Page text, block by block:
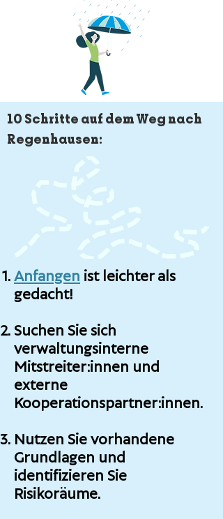
10 Schritte auf dem Weg nach
Regenhausen:
Anfangen ist leichter als
gedacht!
Suchen Sie sich
verwaltungsinterne
Mitstreiter:innen und
externe
Kooperationspartner:innen.
Nutzen Sie vorhandene
Grundlagen und
identifizieren Sie
Risikoräume.